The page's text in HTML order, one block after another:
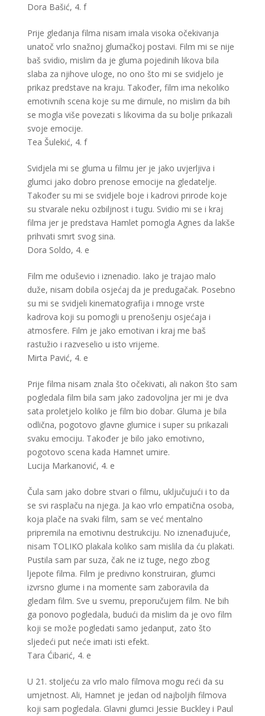
Dora Bašić, 4. f
Prije gledanja filma nisam imala visoka očekivanja
unatoč vrlo snažnoj glumačkoj postavi. Film mi se nije
baš svidio, mislim da je gluma pojedinih likova bila
slaba za njihove uloge, no ono što mi se svidjelo je
prikaz predstave na kraju. Također, film ima nekoliko
emotivnih scena koje su me dirnule, no mislim da bih
se mogla više povezati s likovima da su bolje prikazali
svoje emocije.
Tea Šulekić, 4. f
Svidjela mi se gluma u filmu jer je jako uvjerljiva i
glumci jako dobro prenose emocije na gledatelje.
Također su mi se svidjele boje i kadrovi prirode koje
su stvarale neku ozbiljnost i tugu. Svidio mi se i kraj
filma jer je predstava Hamlet pomogla Agnes da lakše
prihvati smrt svog sina.
Dora Soldo, 4. e
Film me oduševio i iznenadio. Iako je trajao malo
duže, nisam dobila osjećaj da je predugačak. Posebno
su mi se svidjeli kinematografija i mnoge vrste
kadrova koji su pomogli u prenošenju osjećaja i
atmosfere. Film je jako emotivan i kraj me baš
rastužio i razveselio u isto vrijeme.
Mirta Pavić, 4. e
Prije filma nisam znala što očekivati, ali nakon što sam
pogledala film bila sam jako zadovoljna jer mi je dva
sata proletjelo koliko je film bio dobar. Gluma je bila
odlična, pogotovo glavne glumice i super su prikazali
svaku emociju. Također je bilo jako emotivno,
pogotovo scena kada Hamnet umire.
Lucija Markanović, 4. e
Čula sam jako dobre stvari o filmu, uključujući i to da
se svi rasplaču na njega. Ja kao vrlo empatična osoba,
koja plače na svaki film, sam se već mentalno
pripremila na emotivnu destrukciju. No iznenađujuće,
nisam TOLIKO plakala koliko sam mislila da ću plakati.
Pustila sam par suza, čak ne iz tuge, nego zbog
ljepote filma. Film je predivno konstruiran, glumci
izvrsno glume i na momente sam zaboravila da
gledam film. Sve u svemu, preporučujem film. Ne bih
ga ponovo pogledala, budući da mislim da je ovo film
koji se može pogledati samo jedanput, zato što
sljedeći put neće imati isti efekt.
Tara Ćibarić, 4. e
U 21. stoljeću za vrlo malo filmova mogu reći da su
umjetnost. Ali, Hamnet je jedan od najboljih filmova
koji sam pogledala. Glavni glumci Jessie Buckley i Paul